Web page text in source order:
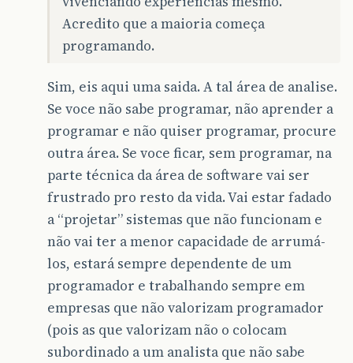
Acredito que a maioria começa
programando.
Sim, eis aqui uma saida. A tal área de analise.
Se voce não sabe programar, não aprender a
programar e não quiser programar, procure
outra área. Se voce ficar, sem programar, na
parte técnica da área de software vai ser
frustrado pro resto da vida. Vai estar fadado
a “projetar” sistemas que não funcionam e
não vai ter a menor capacidade de arrumá-
los, estará sempre dependente de um
programador e trabalhando sempre em
empresas que não valorizam programador
(pois as que valorizam não o colocam
subordinado a um analista que não sabe